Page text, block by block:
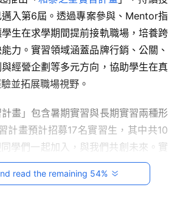
入第6屆。透過專案參與、Mentor指
生在求學期間提前接軌職場，培養跨
力。實習領域涵蓋品牌行銷、公關、
經營企劃等多元方向，協助學生在真
並拓展職場視野。
畫」包含暑期實習與長期實習兩種形
計畫預計招募17名實習生，其中共10
學們一起加入，與我們共創未來。實
28日，透過真實專案參與、職涯分享
學生深入了解產業運作模式，實習月
read the remaining 54%